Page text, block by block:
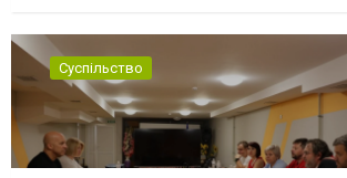
Суспільство